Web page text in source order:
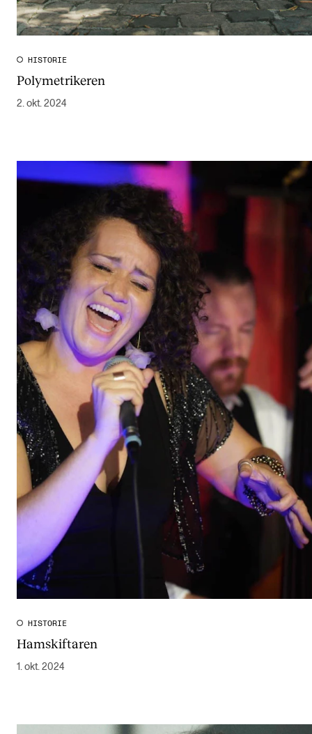
HISTORIE
Polymetrikeren
2. okt. 2024
HISTORIE
Hamskiftaren
1. okt. 2024